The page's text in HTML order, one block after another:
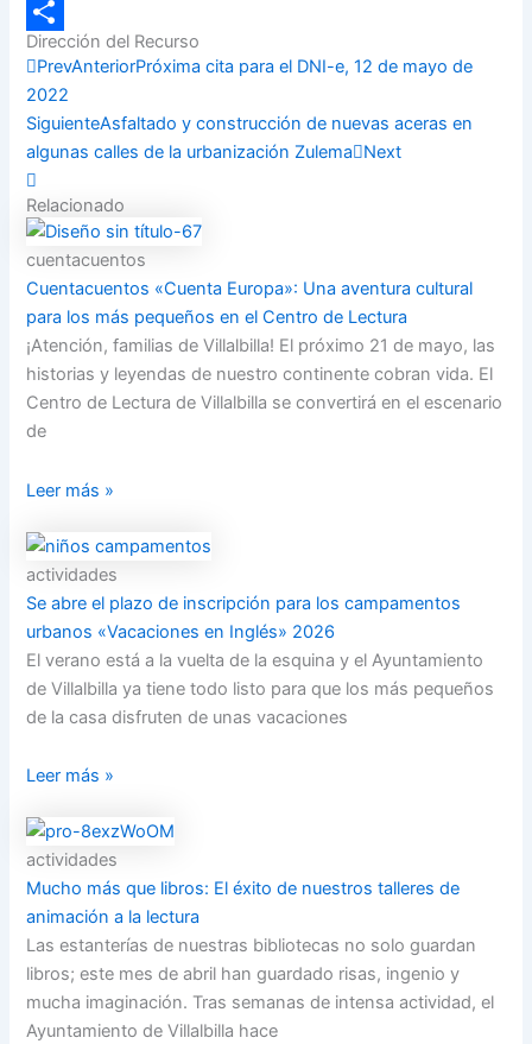
Email
Compartir
Dirección del Recurso
PrevAnteriorPróxima cita para el DNI-e, 12 de mayo de
2022
SiguienteAsfaltado y construcción de nuevas aceras en
algunas calles de la urbanización Zulema
Next
Relacionado
cuentacuentos
Cuentacuentos «Cuenta Europa»: Una aventura cultural
para los más pequeños en el Centro de Lectura
¡Atención, familias de Villalbilla! El próximo 21 de mayo, las
historias y leyendas de nuestro continente cobran vida. El
Centro de Lectura de Villalbilla se convertirá en el escenario
de
Leer más »
actividades
Se abre el plazo de inscripción para los campamentos
urbanos «Vacaciones en Inglés» 2026
El verano está a la vuelta de la esquina y el Ayuntamiento
de Villalbilla ya tiene todo listo para que los más pequeños
de la casa disfruten de unas vacaciones
Leer más »
actividades
Mucho más que libros: El éxito de nuestros talleres de
animación a la lectura
Las estanterías de nuestras bibliotecas no solo guardan
libros; este mes de abril han guardado risas, ingenio y
mucha imaginación. Tras semanas de intensa actividad, el
Ayuntamiento de Villalbilla hace